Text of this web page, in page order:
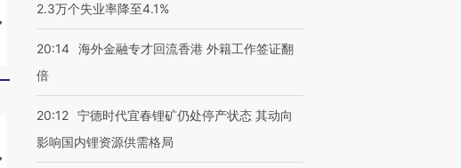
马航飞行员跨国走私7万
粒摇头丸 尿检体内含3种
度Z世代 用街头抗争将教
育部长拱下台
机”？难民潮撕裂西班牙
飞地休达
【推广】走进第四届链博
【商旅对话】华住集团
2.3万个失业率降至4.1%
20:14 海外金融专才回流香港 外籍工作签证翻
倍
20:12 宁德时代宜春锂矿仍处停产状态 其动向
影响国内锂资源供需格局